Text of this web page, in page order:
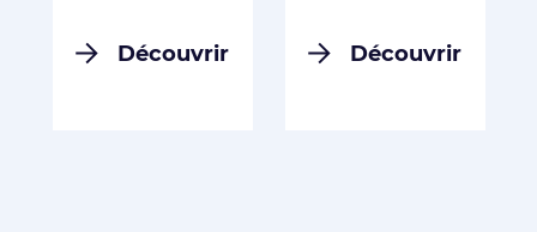
Découvrir Découvrir